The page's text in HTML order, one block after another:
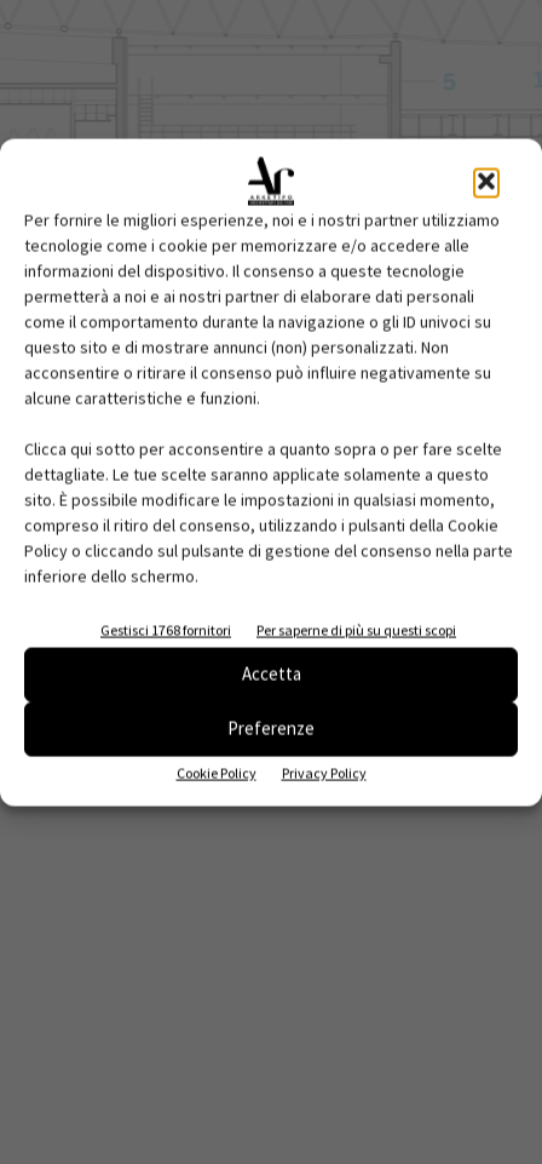
Per fornire le migliori esperienze, noi e i nostri partner utilizziamo
tecnologie come i cookie per memorizzare e/o accedere alle
informazioni del dispositivo. Il consenso a queste tecnologie
permetterà a noi e ai nostri partner di elaborare dati personali
come il comportamento durante la navigazione o gli ID univoci su
questo sito e di mostrare annunci (non) personalizzati. Non
acconsentire o ritirare il consenso può influire negativamente su
alcune caratteristiche e funzioni.
Clicca qui sotto per acconsentire a quanto sopra o per fare scelte
dettagliate. Le tue scelte saranno applicate solamente a questo
sito. È possibile modificare le impostazioni in qualsiasi momento,
compreso il ritiro del consenso, utilizzando i pulsanti della Cookie
Policy o cliccando sul pulsante di gestione del consenso nella parte
inferiore dello schermo.
Gestisci 1768 fornitori Per saperne di più su questi scopi
Accetta
Preferenze
Cookie Policy Privacy Policy